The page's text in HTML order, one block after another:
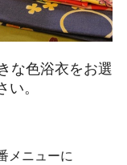
な色浴衣をお選
い。
メニューに